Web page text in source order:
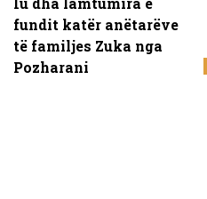
fundit katër anëtarëve
të familjes Zuka nga
Pozharani